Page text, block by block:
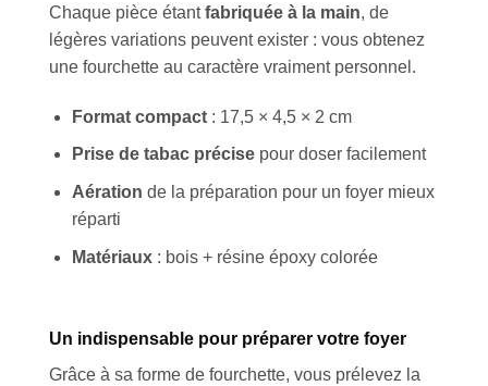
Chaque pièce étantfabriquée à la main, de
légères variations peuvent exister : vous obtenez
une fourchette au caractère vraiment personnel.
Format compact: 17,5 × 4,5 × 2 cm
Prise de tabac précisepour doser facilement
Aération de la préparation pour un foyer mieux
réparti
Matériaux: bois + résine époxy colorée
Un indispensable pour préparer votre foyer
Grâce à sa forme de fourchette, vous prélevez la